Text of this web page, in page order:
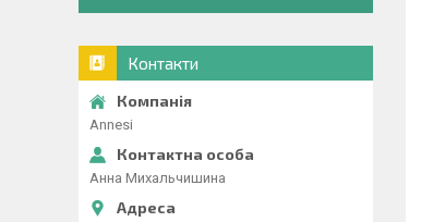
Контакти
Annesi
Анна Михальчишина